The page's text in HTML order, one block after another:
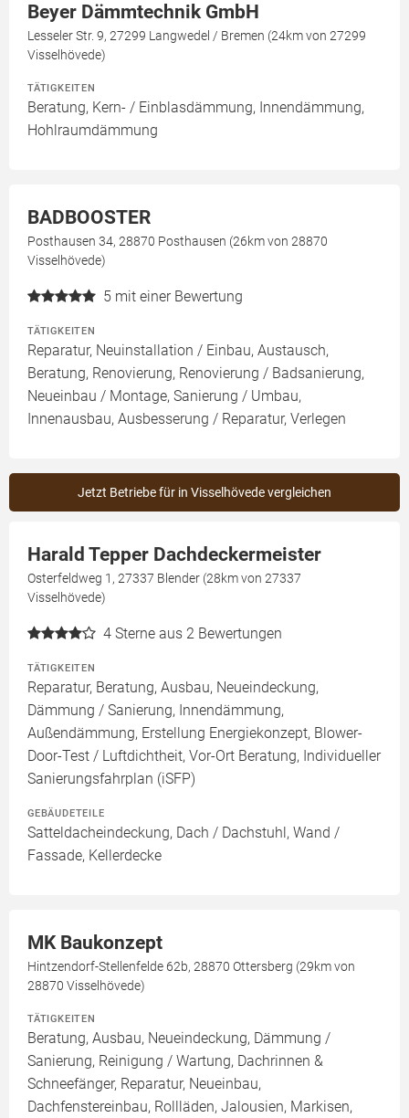
Beyer Dämmtechnik GmbH
Lesseler Str. 9, 27299 Langwedel / Bremen (24km von 27299
Visselhövede)
TÄTIGKEITEN
Beratung, Kern- / Einblasdämmung, Innendämmung,
Hohlraumdämmung
BADBOOSTER
Posthausen 34, 28870 Posthausen (26km von 28870
Visselhövede)
5 mit einer Bewertung
TÄTIGKEITEN
Reparatur, Neuinstallation / Einbau, Austausch,
Beratung, Renovierung, Renovierung / Badsanierung,
Neueinbau / Montage, Sanierung / Umbau,
Innenausbau, Ausbesserung / Reparatur, Verlegen
Jetzt Betriebe für in Visselhövede vergleichen
Harald Tepper Dachdeckermeister
Osterfeldweg 1, 27337 Blender (28km von 27337
Visselhövede)
4 Sterne aus 2 Bewertungen
TÄTIGKEITEN
Reparatur, Beratung, Ausbau, Neueindeckung,
Dämmung / Sanierung, Innendämmung,
Außendämmung, Erstellung Energiekonzept, Blower-
Door-Test / Luftdichtheit, Vor-Ort Beratung, Individueller
Sanierungsfahrplan (iSFP)
GEBÄUDETEILE
Satteldacheindeckung, Dach / Dachstuhl, Wand /
Fassade, Kellerdecke
MK Baukonzept
Hintzendorf-Stellenfelde 62b, 28870 Ottersberg (29km von
28870 Visselhövede)
TÄTIGKEITEN
Beratung, Ausbau, Neueindeckung, Dämmung /
Sanierung, Reinigung / Wartung, Dachrinnen &
Schneefänger, Reparatur, Neueinbau,
Dachfenstereinbau, Rollläden, Jalousien, Markisen,